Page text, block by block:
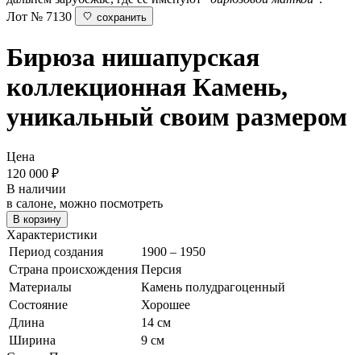
Лот № 7130
сохранить
Бирюза нишапурская
коллекционная Камень,
уникальный своим размером
Цена
120 000 ₽
В наличии
в салоне, можно посмотреть
В корзину
Характеристики
Период создания
1900 – 1950
Страна происхождения Персия
Материалы
Камень полудрагоценный
Состояние
Хорошее
Длина
14 см
Ширина
9 см